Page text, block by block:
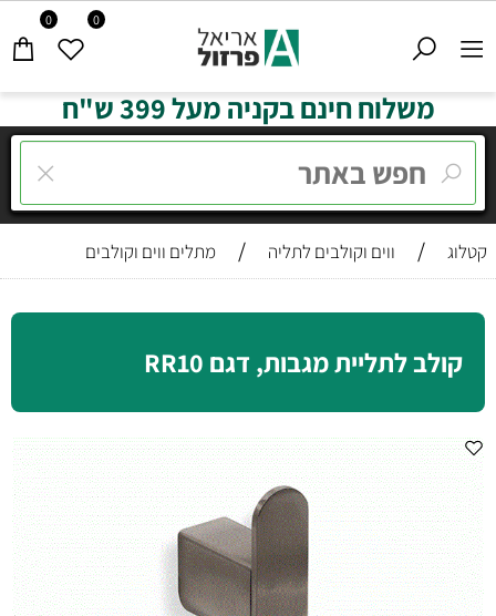
0 0
משלוח חינם בקניה מעל 399 ש"ח
קטלוג / ווים וקולבים לתליה / מתלים ווים וקולבים
קולב לתליית מגבות, דגם RR10